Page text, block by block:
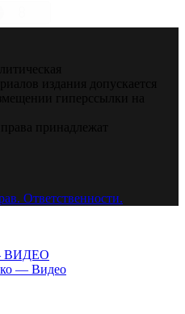
издания допускается
гиперссылки на
принадлежат
Ответственности.
ВИДЕО
— Видео